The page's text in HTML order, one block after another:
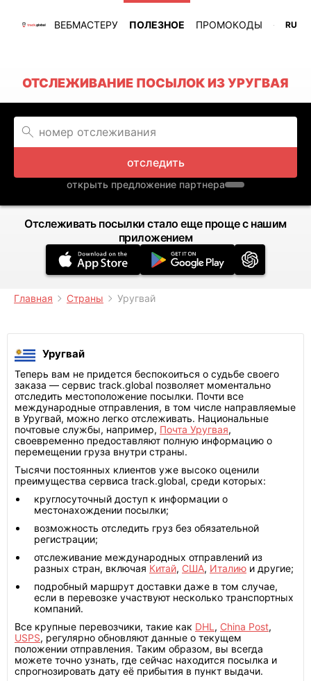
ВЕБМАСТЕРУ ПОЛЕЗНОЕ ПРОМОКОДЫ RU
ОТСЛЕЖИВАНИЕ ПОСЫЛОК ИЗ УРУГВАЯ
отследить
открыть предложение партнера
Отслеживать посылки стало еще проще с нашим
приложением
Главная Страны Уругвай
Уругвай
Теперь вам не придется беспокоиться о судьбе своего
заказа — сервис track.global позволяет моментально
отследить местоположение посылки. Почти все
международные отправления, в том числе направляемые
в Уругвай, можно легко отслеживать. Национальные
почтовые службы, например, Почта Уругвая,
своевременно предоставляют полную информацию о
перемещении груза внутри страны.
Тысячи постоянных клиентов уже высоко оценили
преимущества сервиса track.global, среди которых:
круглосуточный доступ к информации о
местонахождении посылки;
возможность отследить груз без обязательной
регистрации;
отслеживание международных отправлений из
разных стран, включая Китай, США, Италию и другие;
подробный маршрут доставки даже в том случае,
если в перевозке участвуют несколько транспортных
компаний.
Все крупные перевозчики, такие как DHL , China Post,
USPS, регулярно обновляют данные о текущем
положении отправления. Таким образом, вы всегда
можете точно узнать, где сейчас находится посылка и
спрогнозировать дату её прибытия в пункт выдачи.